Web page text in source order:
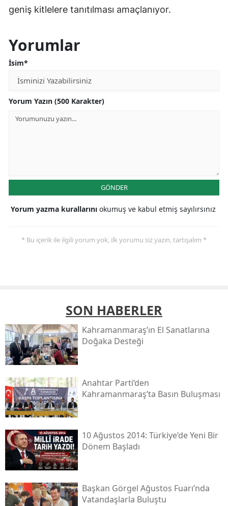
geniş kitlelere tanıtılması amaçlanıyor.
Yorumlar
İsim*
Yorum Yazın (500 Karakter)
GÖNDER
Yorum yazma kurallarını okumuş ve kabul etmiş sayılırsınız
* Bu içerik ile ilgili yorum yok, ilk yorumu siz yazın, tartışalım *
SON HABERLER
Kahramanmaraş’ın El Sanatlarına
Doğaka Desteği
Anahtar Parti’den
Kahramanmaraş’ta Basın Buluşması
10 Ağustos 2014: Türkiye’de Yeni Bir
Dönem Başladı
Başkan Görgel Ağustos Fuarı’nda
Vatandaşlarla Buluştu